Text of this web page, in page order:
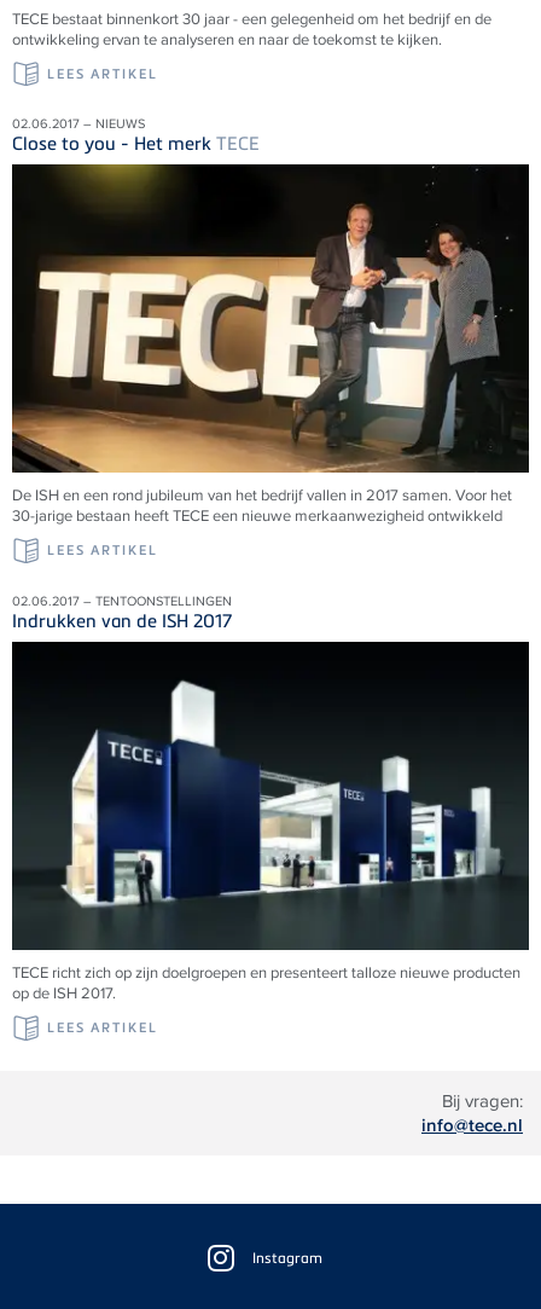
Bij vragen:
info@tece.nl
TECE bestaat binnenkort 30 jaar - een gelegenheid om het bedrijf en de
ontwikkeling ervan te analyseren en naar de toekomst te kijken.
LEES ARTIKEL
02.06.2017 – NIEUWS
Close to you - Het merk TECE
De ISH en een rond jubileum van het bedrijf vallen in 2017 samen. Voor het
30-jarige bestaan heeft TECE een nieuwe merkaanwezigheid ontwikkeld
LEES ARTIKEL
02.06.2017 – TENTOONSTELLINGEN
Indrukken van de ISH 2017
TECE richt zich op zijn doelgroepen en presenteert talloze nieuwe producten
op de ISH 2017.
LEES ARTIKEL
Instagram